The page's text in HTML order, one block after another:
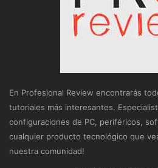
En Profesional Review encontrarás
tutoriales más interesantes.
configuraciones de PC, periféricos,
cualquier producto tecnológico que
nuestra comunidad!